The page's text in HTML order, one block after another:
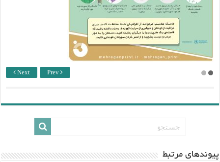
Next Prev
پيوندهاي مرتبط